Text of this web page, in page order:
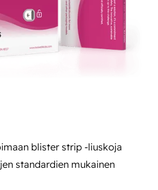
blister strip -liuskoja
standardien mukainen